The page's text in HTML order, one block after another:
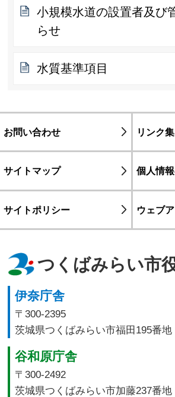
小規模水道の設置者及び
らせ
水質基準項目
お問い合わせ リンク集
サイトマップ 個人情
サイトポリシー ウェブ
つくばみらい市
伊奈庁舎
〒300-2395
茨城県つくばみらい市福田195番地
谷和原庁舎
〒300-2492
茨城県つくばみらい市加藤237番地